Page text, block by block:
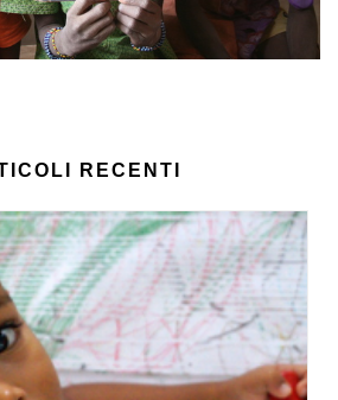
RECENTI